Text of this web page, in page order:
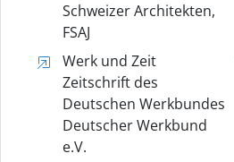
Schweizer Architekten,
FSAJ
Werk und Zeit
Zeitschrift des
Deutschen Werkbundes
Deutscher Werkbund
e.V.